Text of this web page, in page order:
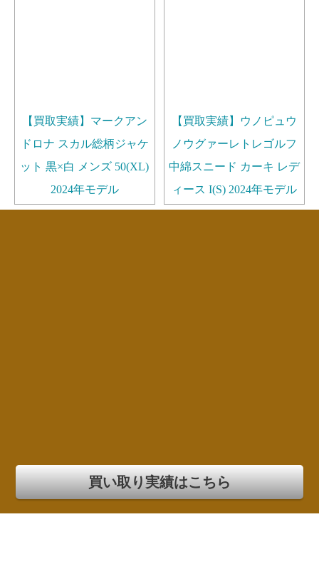
【買取実績】マークアン
ドロナ スカル総柄ジャケ
ット 黒×白 メンズ 50(XL)
2024年モデル
【買取実績】ウノピュウ
ノウグァーレトレゴルフ
中綿スニード カーキ レデ
ィース I(S) 2024年モデル
買い取り実績はこちら